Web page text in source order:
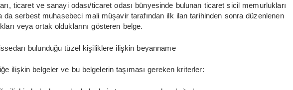
ticaret ve sanayi odası/ticaret odası bünyesinde bulunan ticaret sicil memurlukları
serbest muhasebeci mali müşavir tarafından ilk ilan tarihinden sonra düzenlenen
veya ortak olduklarını gösteren belge.
bulunduğu tüzel kişiliklere ilişkin beyanname
ilişkin belgeler ve bu belgelerin taşıması gereken kriterler: